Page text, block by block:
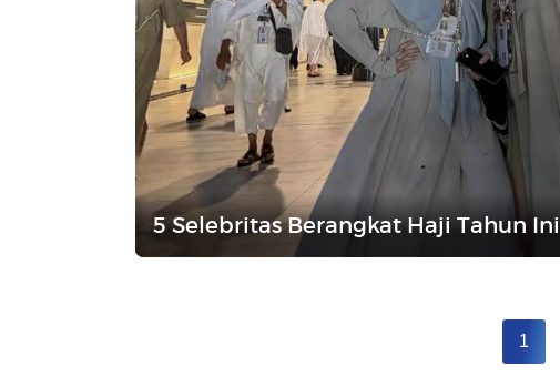
5 Selebritas Berangkat Haji Tahun Ini
1